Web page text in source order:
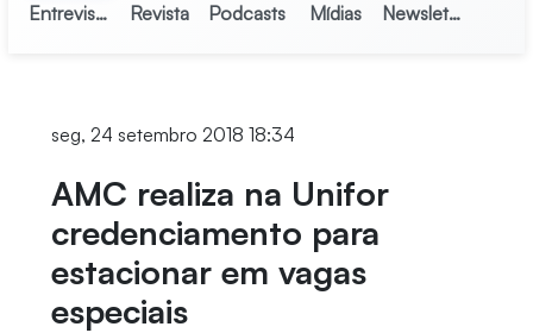
Entrevistas Revista Podcasts Mídias Newsletter
seg, 24 setembro 2018 18:34
AMC realiza na Unifor
credenciamento para
estacionar em vagas
especiais